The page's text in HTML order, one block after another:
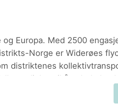
Europa. Med 2500
Norge er Widerøes
distriktenes
mulighet til å ta hele